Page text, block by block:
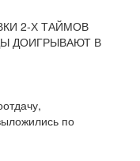
2-Х ТАЙМОВ
ДОИГРЫВАЮТ В
по